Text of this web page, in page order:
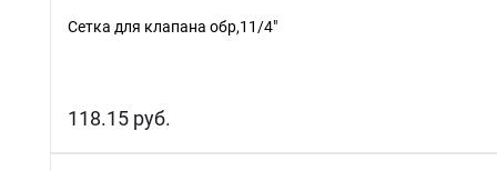
Сетка для клапана обр,11/4"
118.15 руб.